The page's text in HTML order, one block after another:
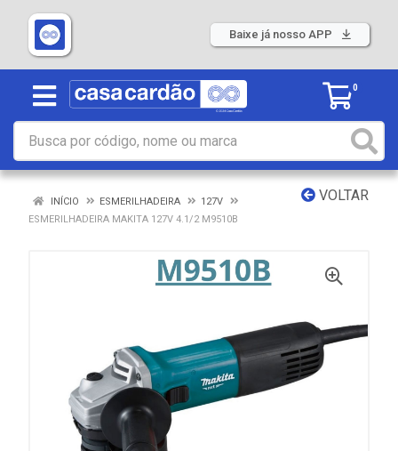
Baixe já nosso APP
0
VOLTAR
INÍCIO ESMERILHADEIRA
127V
ESMERILHADEIRA MAKITA 127V 4.1/2 M9510B